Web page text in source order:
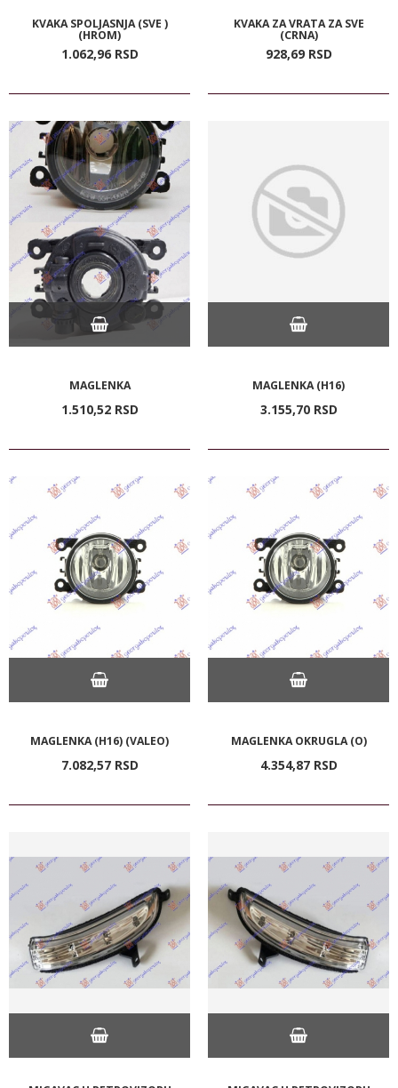
KVAKA SPOLJASNJA (SVE )
(HROM)
1.062,96 RSD
KVAKA ZA VRATA ZA SVE
(CRNA)
928,69 RSD
MAGLENKA
1.510,52 RSD
MAGLENKA (H16)
3.155,70 RSD
MAGLENKA (H16) (VALEO)
7.082,57 RSD
MAGLENKA OKRUGLA (O)
4.354,87 RSD